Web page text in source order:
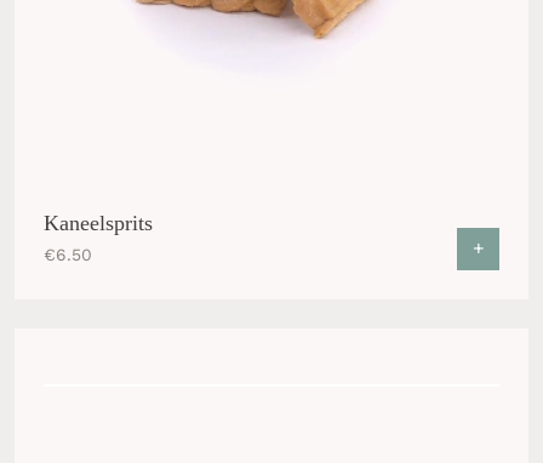
Kaneelsprits
€6.50 +